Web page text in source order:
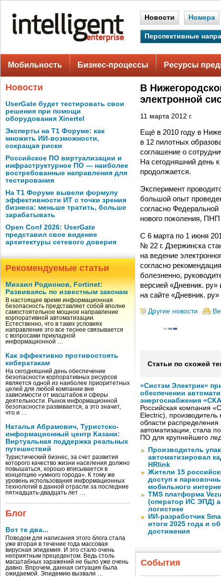
Новости Номера
Перспективные
Мобильность Бизнес-процессы Ресурсы
Новости
UserGate будет тестировать свои
решения при помощи
оборудования Xinertel
Эксперты на Т1 Форуме: как
множить ИИ-возможности,
сокращая риски
Российское ПО виртуализации и
инфраструктурное ПО — наиболее
востребованные направления для
тестирования
На Т1 Форуме вывели формулу
эффективности ИТ с точки зрения
бизнеса: меньше тратить, больше
зарабатывать
Open Conf 2026: UserGate
представил свое видение
архитектуры сетевого доверия
Рекомендуемые статьи
Михаил Родионов, Fortinet:
Развиваясь по известным законам
В настоящее время информационная
безопасность представляет собой вполне
самостоятельное мощное направление
корпоративной автоматизации.
Естественно, что в таких условиях
направление это все теснее связывается
с вопросами прикладной
информационной …
Как эффективно противостоять
кибератакам
На сегодняшний день обеспечение
безопасности корпоративных ресурсов
является одной из наиболее приоритетных
целей для любой компании вне
зависимости от масштабов и сферы
деятельности. Рынок информационной
безопасности развивается, а это значит,
что и …
Наталья Абрамович, Туристско-
информационный центр Казани:
Виртуальная поддержка реальных
путешествий
Туристический бизнес, за счет развития
которого качество жизни населения должно
повышаться, хорошо вписывается в
концепцию «умного города». К тому же
уровень использования информационных
технологий в данной отрасли за последние
пятнадцать-двадцать лет …
Блог
Вот те два...
Поводом для написания этого блога стала
уже вторая в течение года массовая
вирусная эпидемия. И это стало очень
неприятным прецедентом. Ведь столь
масштабных заражений не было уже очень
давно. Впрочем, данная ситуация была
ожидаемой. Эпидемию вызвали …
В
электронной
11 марта 2012 г.
Ещё в 2010 году в
в 12 пилотных
соглашение о
На сегодняшний день
продолжается.
Эксперимент
большой опыт
согласно
нового поколения,
С 6 марта по 1 июня
№ 22 г. Дзержинска
на ведение
согласно
болезненно,
версией «Дневник.
на сайте «Дневник.
Другие новости
Статьи по схожей
«Систэм Электрик»
обеспечении
энергоснабжения
Российская компания
Electric),
области распределения
автоматизации, стала
ПО для крупнейшего
Производитель
автоматизировал
HRlink
Жители 15
доступ к
мобильного
TMS платформа
(оператор ИС ЭПД)
логистике
ИИ-разработчик
итоги 2025 года и
достижения
События